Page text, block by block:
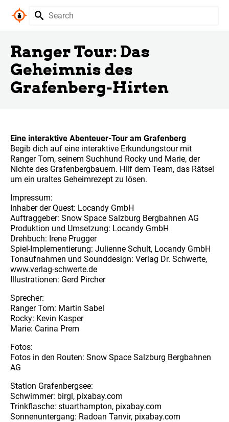
Ranger Tour: Das
Geheimnis des
Grafenberg-Hirten
Eine interaktive Abenteuer-Tour am Grafenberg
Begib dich auf eine interaktive Erkundungstour mit
Ranger Tom, seinem Suchhund Rocky und Marie, der
Nichte des Grafenbergbauern. Hilf dem Team, das Rätsel
um ein uraltes Geheimrezept zu lösen.
Impressum:
Inhaber der Quest: Locandy GmbH
Auftraggeber: Snow Space Salzburg Bergbahnen AG
Produktion und Umsetzung: Locandy GmbH
Drehbuch: Irene Prugger
Spiel-Implementierung: Julienne Schult, Locandy GmbH
Tonaufnahmen und Sounddesign: Verlag Dr. Schwerte,
www.verlag-schwerte.de
Illustrationen: Gerd Pircher
Sprecher:
Ranger Tom: Martin Sabel
Rocky: Kevin Kasper
Marie: Carina Prem
Fotos:
Fotos in den Routen: Snow Space Salzburg Bergbahnen
AG
Station Grafenbergsee:
Schwimmer: birgl, pixabay.com
Trinkflasche: stuarthampton, pixabay.com
Sonnenuntergang: Radoan Tanvir, pixabay.com